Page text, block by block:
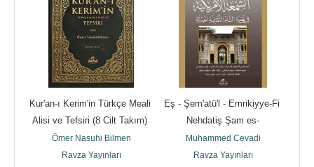
Kur'an-ı Kerim'in Türkçe Meali
Alisi ve Tefsiri (8 Cilt Takım)
(Ciltli)
Ömer Nasuhi Bilmen
Ravza Yayınları
Eş - Şem'atü'l - Emrikiyye-Fi
Nehdatiş Şam es-
Sikafetiyyetil Hadisiyye
Muhammed Cevadi
Ravza Yayınları